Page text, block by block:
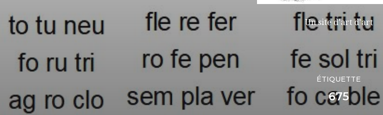
Un site d'art d'art
ÉTIQUETTE
675